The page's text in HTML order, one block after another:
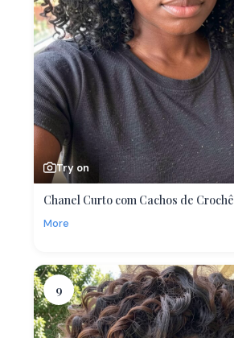
Try on
Chanel Curto com Cachos de Crochê
More
9